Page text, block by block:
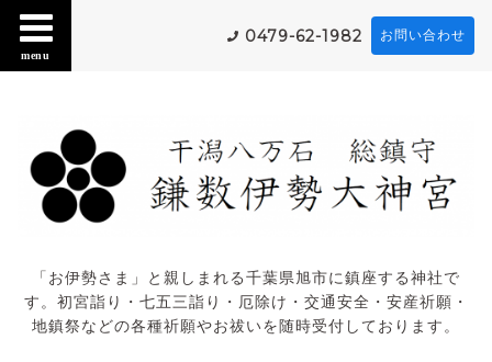
menu
0479-62-1982 お問い合わせ
「お伊勢さま」と親しまれる千葉県旭市に鎮座する神社で
す。初宮詣り・七五三詣り・厄除け・交通安全・安産祈願・
地鎮祭などの各種祈願やお祓いを随時受付しております。